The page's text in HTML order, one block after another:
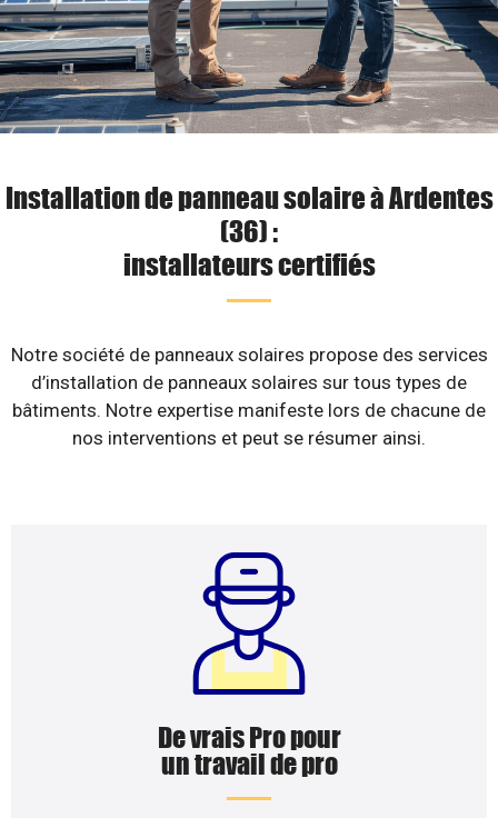
Installation de panneau solaire à Ardentes
(36) :
installateurs certifiés
Notre société de panneaux solaires propose des services
d’installation de panneaux solaires sur tous types de
bâtiments. Notre expertise manifeste lors de chacune de
nos interventions et peut se résumer ainsi.
De vrais Pro pour
un travail de pro